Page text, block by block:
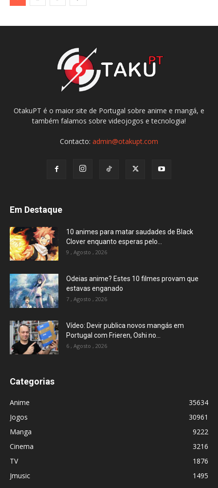
OtakuPT é o maior site de Portugal sobre anime e mangá, e
também falamos sobre videojogos e tecnologia!
Contacto: admin@otakupt.com
Em Destaque
10 animes para matar saudades de Black
Clover enquanto esperas pelo...
9 , Agosto , 2026
Odeias anime? Estes 10 filmes provam que
estavas enganado
7 , Agosto , 2026
Vídeo: Devir publica novos mangás em
Portugal com Frieren, Oshi no...
6 , Agosto , 2026
Categorias
Anime
35634
Jogos
30961
Manga
9222
Cinema
3216
TV
1876
Jmusic
1495